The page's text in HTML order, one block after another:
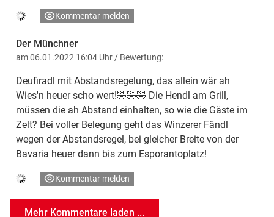
Kommentar melden
Der Münchner
am 06.01.2022 16:04 Uhr / Bewertung:
Deufiradl mit Abstandsregelung, das allein wär ah
Wies'n heuer scho wert!🤣🤣🤣 Die Hendl am Grill,
müssen die ah Abstand einhalten, so wie die Gäste im
Zelt? Bei voller Belegung geht das Winzerer Fändl
wegen der Abstandsregel, bei gleicher Breite von der
Bavaria heuer dann bis zum Esporantoplatz!
Kommentar melden
Mehr Kommentare laden ...